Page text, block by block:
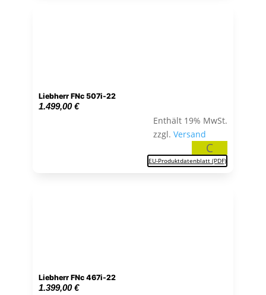
Liebherr FNc 507i-22
1.499,00€
Enthält 19% MwSt.
zzgl.Versand
C
EU-Produktdatenblatt (PDF)
Liebherr FNc 467i-22
1.399,00€